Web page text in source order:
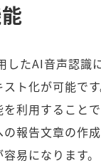
したAI音声認識
ト化が可能です
利用すること
報告文章の作
易になります。